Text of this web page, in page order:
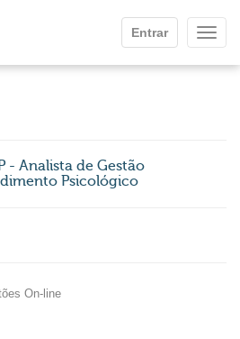
Entrar
- Analista de Gestão
Psicológico
On-line